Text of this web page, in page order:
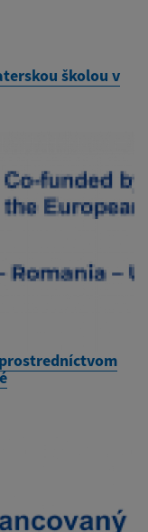
školou v